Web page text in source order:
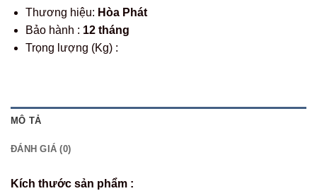
Thương hiệu: Hòa Phát
Bảo hành : 12 tháng
Trọng lượng (Kg) :
MÔ TẢ
ĐÁNH GIÁ (0)
Kích thước sản phẩm :